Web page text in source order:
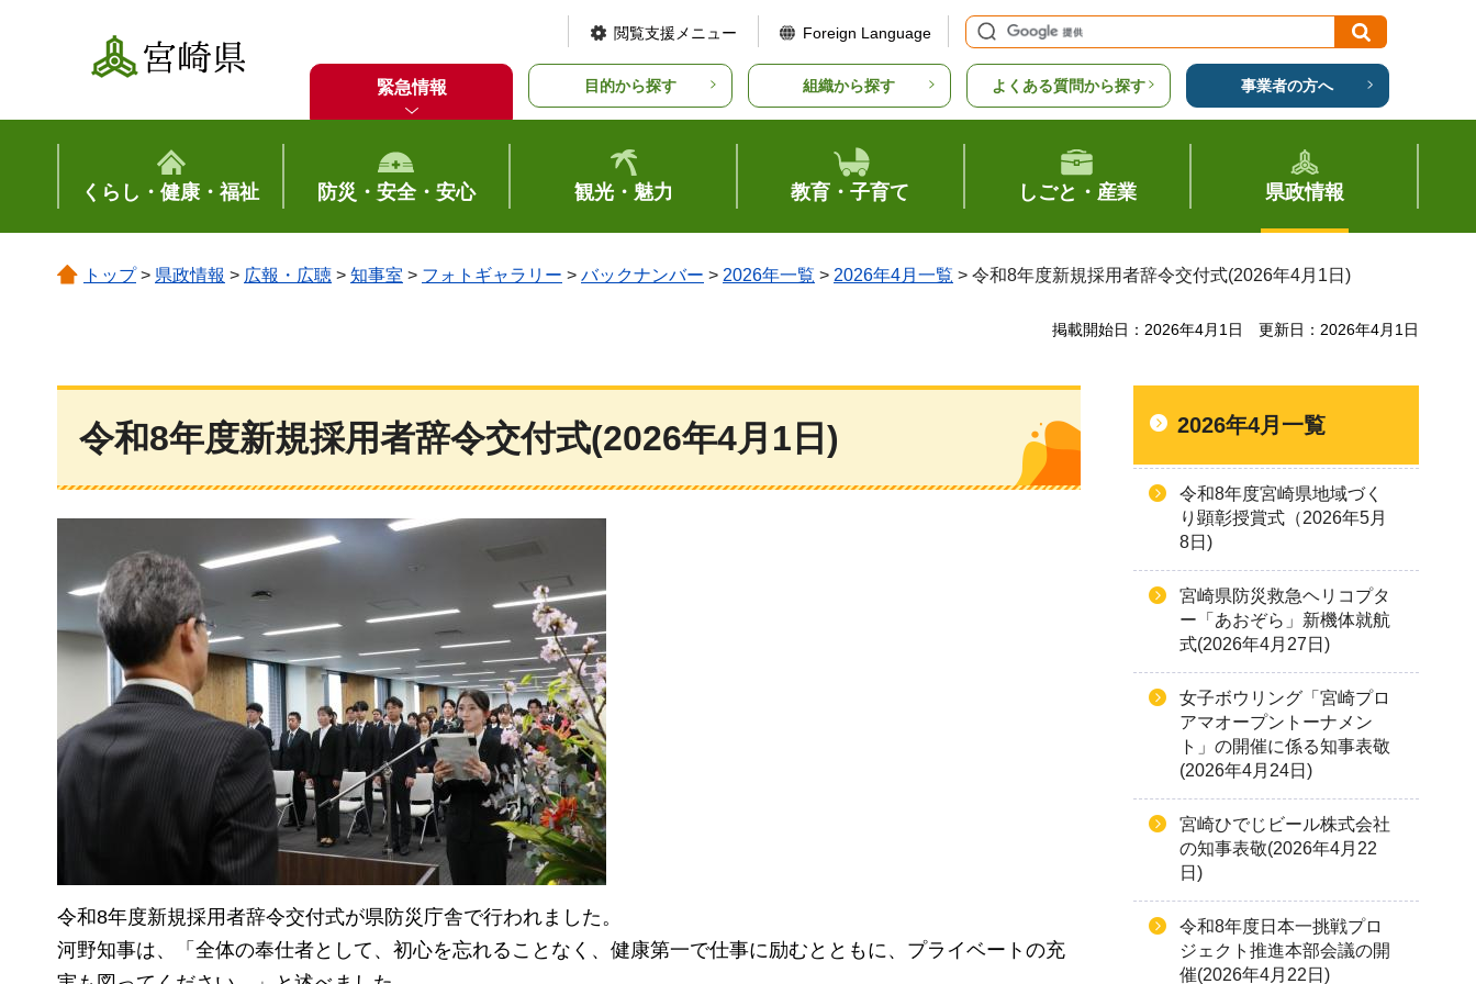
宮崎県
閲覧支援メニュー Foreign Language
緊急情報 目的から探す 組織から探す よくある質問から探す 事業者の方へ
くらし・健康・福祉 防災・安全・安心 観光・魅力 教育・子育て しごと・産業 県政情報
トップ> 県政情報 > 広報・広聴 > 知事室 > フォトギャラリー > バックナンバー > 2026年一覧 > 2026年4月一覧 > 令和8年度新規採用者辞令交付式(2026年4月1日)
掲載開始日：2026年4月1日 更新日：2026年4月1日
令和8年度新規採用者辞令交付式(2026年4月1日)
令和8年度新規採用者辞令交付式が県防災庁舎で行われました。
河野知事は、「全体の奉仕者として、初心を忘れることなく、健康第一で仕事に励むとともに、プライベートの充
2026年4月一覧
令和8年度宮崎県地域づく
り顕彰授賞式（2026年5月
8日)
宮崎県防災救急ヘリコプタ
ー「あおぞら」新機体就航
式(2026年4月27日)
女子ボウリング「宮崎プロ
アマオープントーナメン
ト」の開催に係る知事表敬
(2026年4月24日)
宮崎ひでじビール株式会社
の知事表敬(2026年4月22
日)
令和8年度日本一挑戦プロ
ジェクト推進本部会議の開
催(2026年4月22日)